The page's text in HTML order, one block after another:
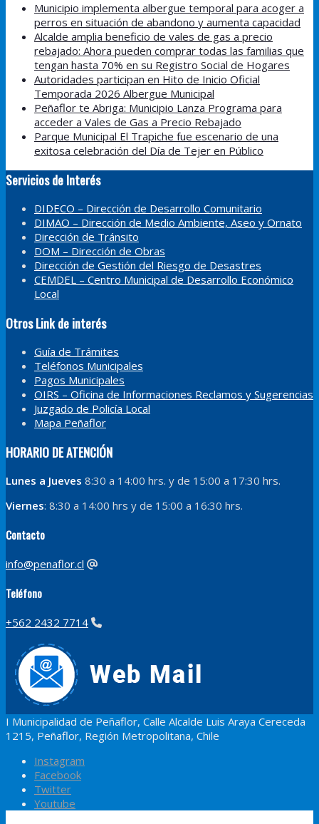
Municipio implementa albergue temporal para acoger a
perros en situación de abandono y aumenta capacidad
Alcalde amplia beneficio de vales de gas a precio
rebajado: Ahora pueden comprar todas las familias que
tengan hasta 70% en su Registro Social de Hogares
Autoridades participan en Hito de Inicio Oficial
Temporada 2026 Albergue Municipal
Peñaflor te Abriga: Municipio Lanza Programa para
acceder a Vales de Gas a Precio Rebajado
Parque Municipal El Trapiche fue escenario de una
exitosa celebración del Día de Tejer en Público
Servicios de Interés
DIDECO – Dirección de Desarrollo Comunitario
DIMAO – Dirección de Medio Ambiente, Aseo y Ornato
Dirección de Tránsito
DOM – Dirección de Obras
Dirección de Gestión del Riesgo de Desastres
CEMDEL – Centro Municipal de Desarrollo Económico
Local
Otros Link de interés
Guía de Trámites
Teléfonos Municipales
Pagos Municipales
OIRS – Oficina de Informaciones Reclamos y Sugerencias
Juzgado de Policía Local
Mapa Peñaflor
HORARIO DE ATENCIÓN
Lunes a Jueves 8:30 a 14:00 hrs. y de 15:00 a 17:30 hrs.
Viernes: 8:30 a 14:00 hrs y de 15:00 a 16:30 hrs.
Contacto
info@penaflor.cl
Teléfono
+562 2432 7714
I Municipalidad de Peñaflor, Calle Alcalde Luis Araya Cereceda
1215, Peñaflor, Región Metropolitana, Chile
Instagram
Facebook
Twitter
Youtube